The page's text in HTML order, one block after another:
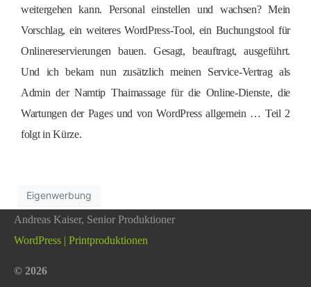
weitergehen kann. Personal einstellen und wachsen? Mein
Vorschlag, ein weiteres WordPress-Tool, ein Buchungstool für
Onlinereservierungen bauen. Gesagt, beauftragt, ausgeführt.
Und ich bekam nun zusätzlich meinen Service-Vertrag als
Admin der Namtip Thaimassage für die Online-Dienste, die
Wartungen der Pages und von WordPress allgemein … Teil 2
folgt in Kürze.
Eigenwerbung
Andreas Kaiser, Senior Produktioner
WordPress | Printproduktionen
© 2026